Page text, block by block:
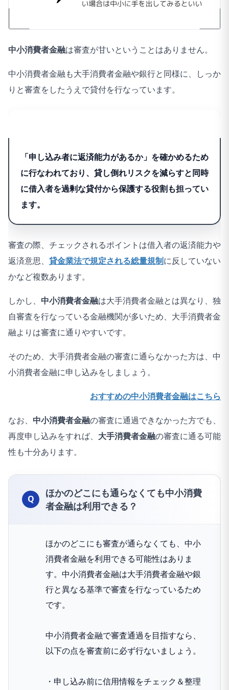
中小消費者金融は審査が甘いということはありません。
中小消費者金融も大手消費者金融や銀行と同様に、しっか
りと審査をしたうえで貸付を行なっています。
「申し込み者に返済能力があるか」を確かめるため
に行なわれており、貸し倒れリスクを減らすと同時
に借入者を過剰な貸付から保護する役割も担ってい
ます。
審査の際、チェックされるポイントは借入者の返済能力や
返済意思、 貸金業法で規定される総量規制に反していない
かなど複数あります。
しかし、 中小消費者金融は大手消費者金融とは異なり、独
自審査を行なっている金融機関が多いため、大手消費者金
融よりは審査に通りやすいです。
そのため、大手消費者金融の審査に通らなかった方は、中
小消費者金融に申し込みをしましょう。
おすすめの中小消費者金融はこちら
なお、 中小消費者金融の審査に通過できなかった方でも、
再度申し込みをすれば、 大手消費者金融の審査に通る可能
性も十分あります。
ほかのどこにも通らなくても中小消費
者金融は利用できる？
ほかのどこにも審査が通らなくても、中小
消費者金融を利用できる可能性はありま
す。中小消費者金融は大手消費者金融や銀
行と異なる基準で審査を行なっているため
です。
中小消費者金融で審査通過を目指すなら、
以下の点を審査前に必ず行ないましょう。
・申し込み前に信用情報をチェック＆整理